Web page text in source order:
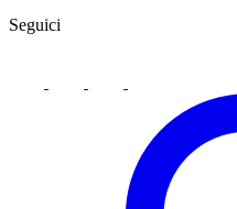
Seguici